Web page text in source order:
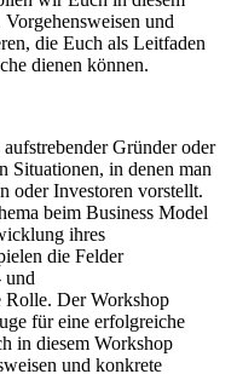
und
die Euch als Leitfaden
dienen können.
Gründer oder
Situationen, in denen man
oder Investoren vorstellt.
beim Business Model
ihres
die Felder
und
Rolle. Der Workshop
für eine erfolgreiche
in diesem Workshop
und konkrete